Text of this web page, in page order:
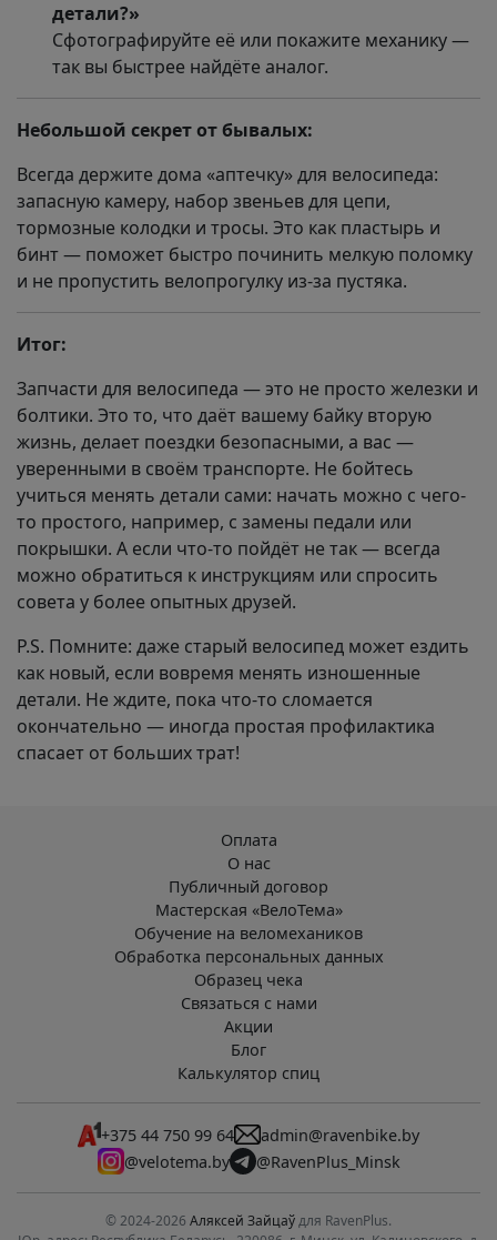
детали?»
Сфотографируйте её или покажите механику —
так вы быстрее найдёте аналог.
Небольшой секрет от бывалых:
Всегда держите дома «аптечку» для велосипеда:
запасную камеру, набор звеньев для цепи,
тормозные колодки и тросы. Это как пластырь и
бинт — поможет быстро починить мелкую поломку
и не пропустить велопрогулку из-за пустяка.
Итог:
Запчасти для велосипеда — это не просто железки и
болтики. Это то, что даёт вашему байку вторую
жизнь, делает поездки безопасными, а вас —
уверенными в своём транспорте. Не бойтесь
учиться менять детали сами: начать можно с чего-
то простого, например, с замены педали или
покрышки. А если что-то пойдёт не так — всегда
можно обратиться к инструкциям или спросить
совета у более опытных друзей.
P.S. Помните: даже старый велосипед может ездить
как новый, если вовремя менять изношенные
детали. Не ждите, пока что-то сломается
окончательно — иногда простая профилактика
спасает от больших трат!
Оплата
О нас
Публичный договор
Мастерская «ВелоТема»
Обучение на веломехаников
Обработка персональных данных
Образец чека
Связаться с нами
Акции
Блог
Калькулятор спиц
+375 44 750 99 64
admin@ravenbike.by
@velotema.by
@RavenPlus_Minsk
© 2024-2026 Аляксей Зайцаўдля RavenPlus.